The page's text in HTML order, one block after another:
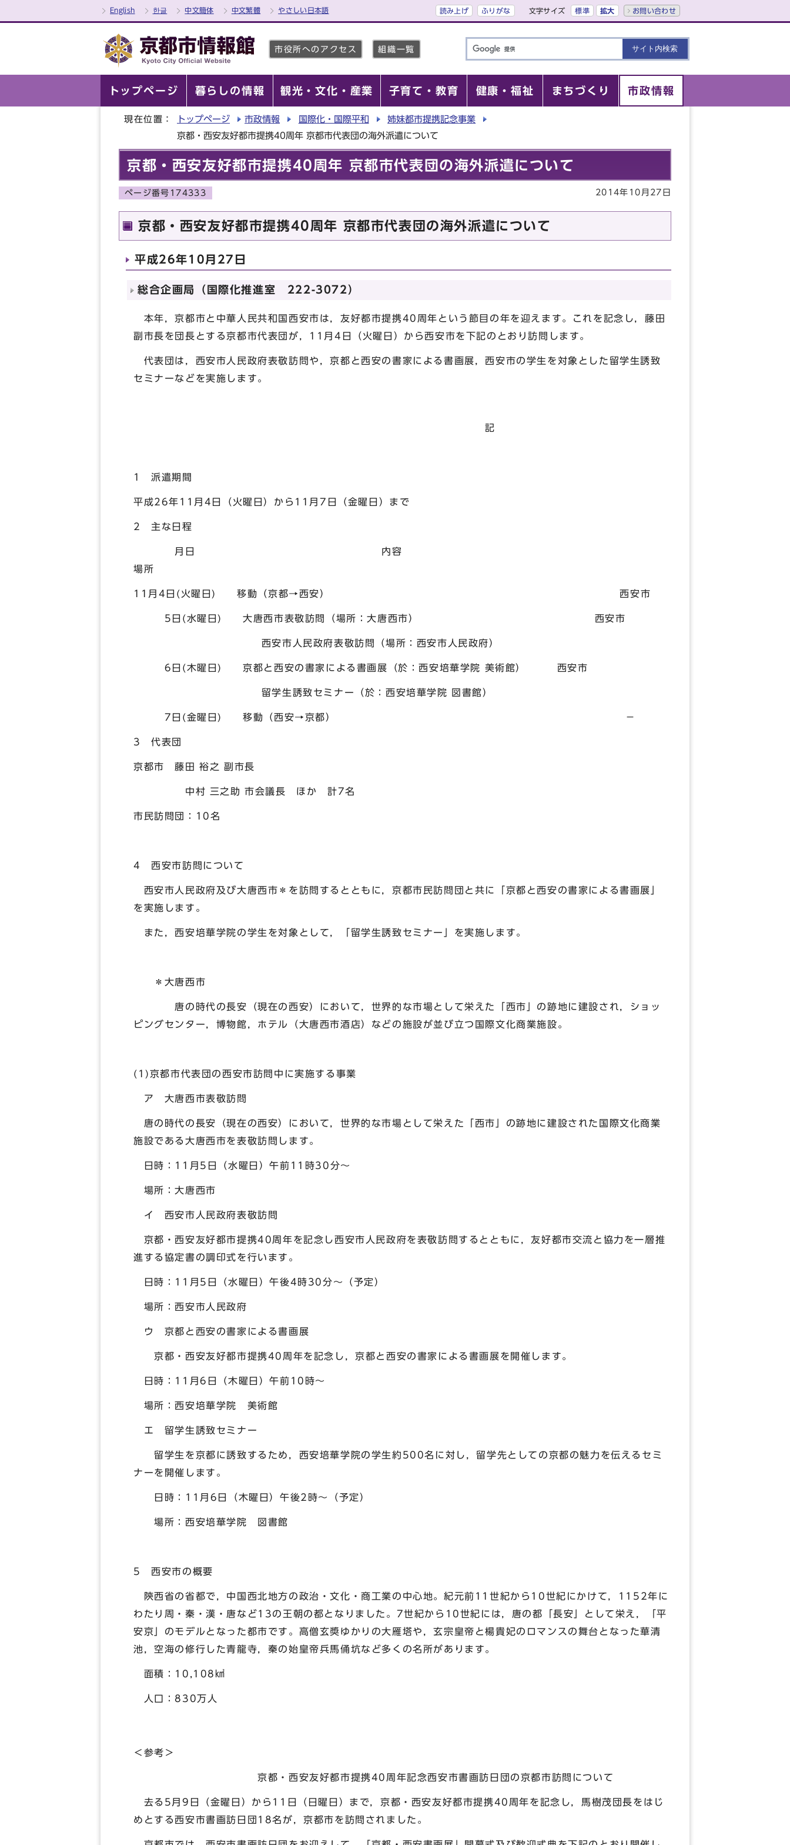
English 한글 中文簡体 中文繁體 やさしい日本語 読み上げ ふりがな 文字サイズ 標準 拡大 お問い合わせ
市役所へのアクセス 組織一覧
トップページ 暮らしの情報 観光・文化・産業 子育て・教育 健康・福祉 まちづくり 市政情報
現在位置： トップページ 市政情報 国際化・国際平和
姉妹都市提携記念事業
京都・西安友好都市提携40周年 京都市代表団の海外派遣について
京都・西安友好都市提携40周年 京都市代表団の海外派遣について
ページ番号174333 2014年10月27日
京都・西安友好都市提携40周年 京都市代表団の海外派遣について
平成26年10月27日
総合企画局（国際化推進室 222-3072）
本年，京都市と中華人民共和国西安市は，友好都市提携40周年という節目の年を迎えます。これを記念し，藤田
副市長を団長とする京都市代表団が，11月4日（火曜日）から西安市を下記のとおり訪問します。
代表団は，西安市人民政府表敬訪問や，京都と西安の書家による書画展，西安市の学生を対象とした留学生誘致
セミナーなどを実施します。
記
1 派遣期間
平成26年11月4日（火曜日）から11月7日（金曜日）まで
2 主な日程
月日 内容
場所
11月4日(火曜日) 移動（京都→西安） 西安市
5日(水曜日) 大唐西市表敬訪問（場所：大唐西市） 西安市
西安市人民政府表敬訪問（場所：西安市人民政府）
6日(木曜日) 京都と西安の書家による書画展（於：西安培華学院 美術館） 西安市
留学生誘致セミナー（於：西安培華学院 図書館）
7日(金曜日) 移動（西安→京都） －
3 代表団
京都市 藤田 裕之 副市長
中村 三之助 市会議長 ほか 計7名
市民訪問団：10名
4 西安市訪問について
西安市人民政府及び大唐西市 ＊ を訪問するとともに，京都市民訪問団と共に「京都と西安の書家による書画展」
を実施します。
また，西安培華学院の学生を対象として，「留学生誘致セミナー」を実施します。
＊大唐西市
唐の時代の長安（現在の西安）において，世界的な市場として栄えた「西市」の跡地に建設され，ショッ
ピングセンター，博物館，ホテル（大唐西市酒店）などの施設が並び立つ国際文化商業施設。
(1)京都市代表団の西安市訪問中に実施する事業
ア 大唐西市表敬訪問
唐の時代の長安（現在の西安）において，世界的な市場として栄えた「西市」の跡地に建設された国際文化商業
施設である大唐西市を表敬訪問します。
日時：11月5日（水曜日）午前11時30分～
場所：大唐西市
イ 西安市人民政府表敬訪問
京都・西安友好都市提携40周年を記念し西安市人民政府を表敬訪問するとともに，友好都市交流と協力を一層推
進する協定書の調印式を行います。
日時：11月5日（水曜日）午後4時30分～（予定）
場所：西安市人民政府
ウ 京都と西安の書家による書画展
京都・西安友好都市提携40周年を記念し，京都と西安の書家による書画展を開催します。
日時：11月6日（木曜日）午前10時～
場所：西安培華学院 美術館
エ 留学生誘致セミナー
留学生を京都に誘致するため，西安培華学院の学生約500名に対し，留学先としての京都の魅力を伝えるセミ
ナーを開催します。
日時：11月6日（木曜日）午後2時～（予定）
場所：西安培華学院 図書館
5 西安市の概要
陝西省の省都で，中国西北地方の政治・文化・商工業の中心地。紀元前11世紀から10世紀にかけて，1152年に
わたり周・秦・漢・唐など13の王朝の都となりました。7世紀から10世紀には，唐の都「長安」として栄え，「平
安京」のモデルとなった都市です。高僧玄奬ゆかりの大雁塔や，玄宗皇帝と楊貴妃のロマンスの舞台となった華清
池，空海の修行した青龍寺，秦の始皇帝兵馬俑坑など多くの名所があります。
面積：10,108㎢
人口：830万人
＜参考＞
京都・西安友好都市提携40周年記念西安市書画訪日団の京都市訪問について
去る5月9日（金曜日）から11日（日曜日）まで，京都・西安友好都市提携40周年を記念し，馬樹茂団長をはじ
めとする西安市書画訪日団18名が，京都市を訪問されました。